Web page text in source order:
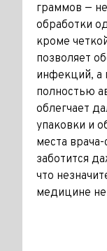
граммов —
обработки
кроме
позволяет
инфекций, а
полностью
облегчает
упаковки и
места
заботится
что
медицине